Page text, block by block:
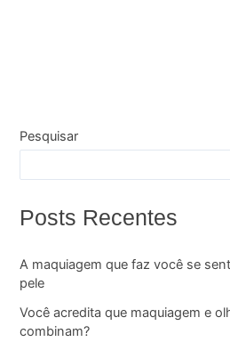
Pesquisar
Posts Recentes
A maquiagem que faz você se
pele
Você acredita que maquiagem e
combinam?